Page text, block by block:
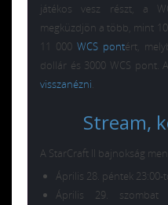
játékos vesz részt, a
megküzdjön a több, mint
11 000 WCS pontért,
dollár és 3000 WCS pont.
visszanézni.
Stream,
A StarCraft II bajnokság
Április 28. péntek
Április 29. szombat